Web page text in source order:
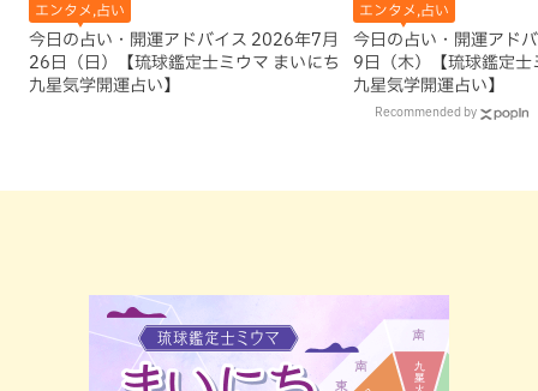
エンタメ,占い
今日の占い・開運アドバイス 2026年7月
26日（日）【琉球鑑定士ミウマ まいにち
九星気学開運占い】
エンタメ,占い
今日の占い・開運アド
9日（木）【琉球鑑定士
九星気学開運占い】
Recommended by